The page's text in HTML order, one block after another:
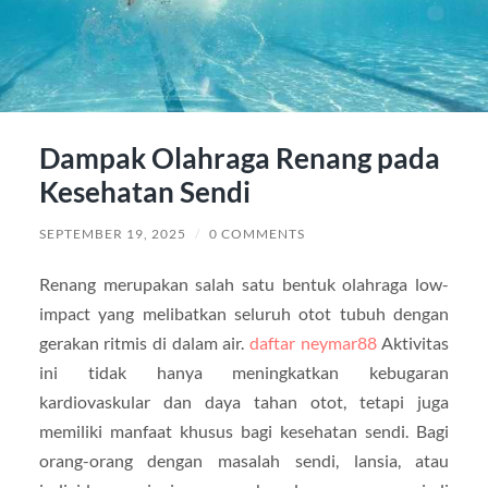
Dampak Olahraga Renang pada
Kesehatan Sendi
SEPTEMBER 19, 2025 / 0 COMMENTS
Renang merupakan salah satu bentuk olahraga low-
impact yang melibatkan seluruh otot tubuh dengan
gerakan ritmis di dalam air. daftar neymar88Aktivitas
ini tidak hanya meningkatkan kebugaran
kardiovaskular dan daya tahan otot, tetapi juga
memiliki manfaat khusus bagi kesehatan sendi. Bagi
orang-orang dengan masalah sendi, lansia, atau